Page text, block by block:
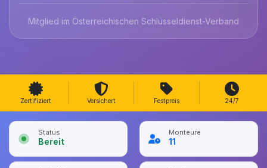
Mitglied im Österreichischen Schlüsseldienst-Verband
Zertifiziert Versichert Festpreis 24/7
Status
Bereit
Monteure
11